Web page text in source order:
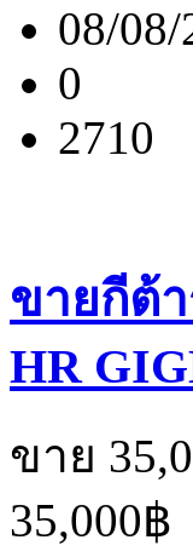
08/08/
0
2710
ขายกีต้
HR
ขาย
35,000฿